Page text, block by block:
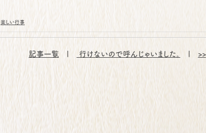
楽しい行事
記事一覧 行けないので呼んじゃいました。 >>